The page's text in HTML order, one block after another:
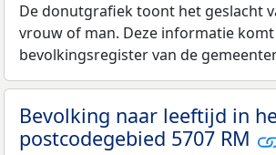
De donutgrafiek toont het geslacht
vrouw of man. Deze informatie
bevolkingsregister van de
Bevolking naar leeftijd in
postcodegebied 5707 RM